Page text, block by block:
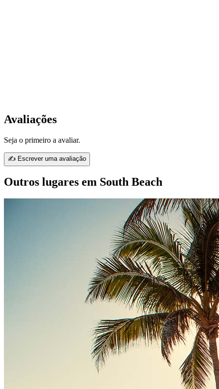
Avaliações
Seja o primeiro a avaliar.
✍ Escrever uma avaliação
Outros lugares em South Beach